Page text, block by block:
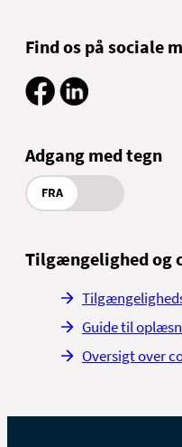
Find os på sociale
Adgang med tegn
FRA
Tilgængelighed og
Guide til
Oversigt over